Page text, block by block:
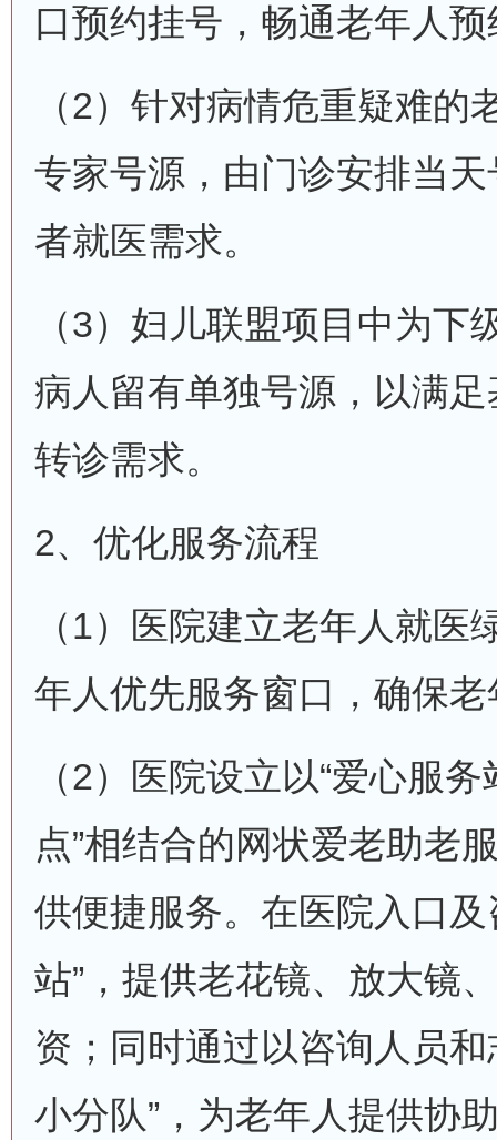
口预约挂号，畅通老年人
（2）针对病情危重疑难的
专家号源，由门诊安排当
者就医需求。
（3）妇儿联盟项目中为下
病人留有单独号源，以满
转诊需求。
2、优化服务流程
（1）医院建立老年人就医
年人优先服务窗口，确保
（2）医院设立以“爱心服
点”相结合的网状爱老助老
供便捷服务。在医院入口
站”，提供老花镜、放大镜
资；同时通过以咨询人员
小分队”，为老年人提供协